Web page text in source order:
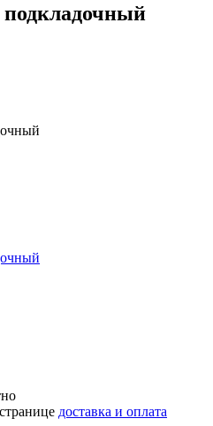
подкладочный
доставка и оплата